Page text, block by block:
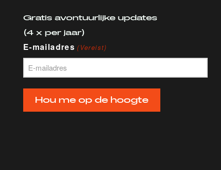
Gratis avontuurlijke updates
(4 x per jaar)
E-mailadres (Vereist)
Hou me op de hoogte